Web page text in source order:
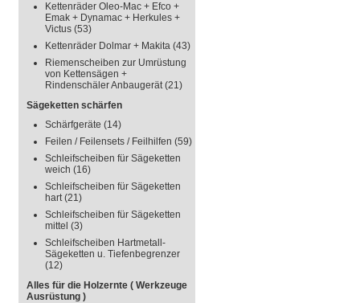
Kettenräder Oleo-Mac + Efco +
Emak + Dynamac + Herkules +
Victus (53)
Kettenräder Dolmar + Makita (43)
Riemenscheiben zur Umrüstung
von Kettensägen +
Rindenschäler Anbaugerät(21)
Sägeketten schärfen
Schärfgeräte (14)
Feilen / Feilensets / Feilhilfen (59)
Schleifscheiben für Sägeketten
weich (16)
Schleifscheiben für Sägeketten
hart(21)
Schleifscheiben für Sägeketten
mittel (3)
Schleifscheiben Hartmetall-
Sägeketten u. Tiefenbegrenzer
(12)
Alles für die Holzernte ( Werkzeuge
Ausrüstung )